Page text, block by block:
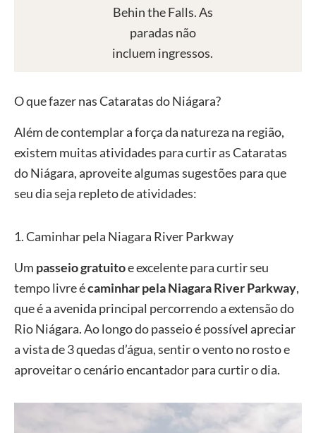
Behin the Falls. As
paradas não
incluem ingressos.
O que fazer nas Cataratas do Niágara?
Além de contemplar a força da natureza na região,
existem muitas atividades para curtir as Cataratas
do Niágara, aproveite algumas sugestões para que
seu dia seja repleto de atividades:
1. Caminhar pela Niagara River Parkway
Um passeio gratuitoe excelente para curtir seu
tempo livre écaminhar pela Niagara River Parkway,
que é a avenida principal percorrendo a extensão do
Rio Niágara. Ao longo do passeio é possível apreciar
a vista de 3 quedas d’água, sentir o vento no rosto e
aproveitar o cenário encantador para curtir o dia.